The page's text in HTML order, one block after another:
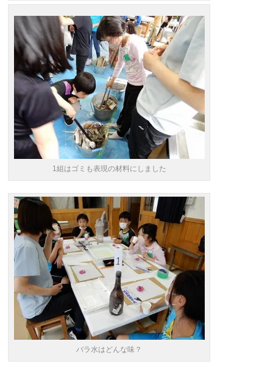
1組はゴミも表現の材料にしました
バラ水はどんな味？